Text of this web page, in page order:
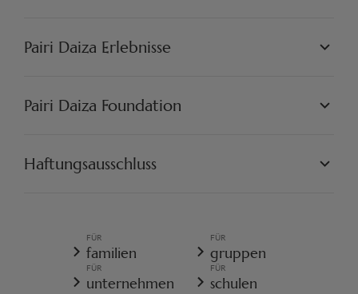
PHILOSOPHIE
JOBS
KÜNSTLERISCH
Pairi Daiza Erlebnisse
PAIRI DAIZA ERLEBNISSE
PAIRI DAIZA RESORT
Pairi Daiza Foundation
UNSERE PROJEKTE
ENGAGIEREN SIE SICH
Haftungsausschluss
REISERÜCKTRITTSVERSICHERUNG
COOKIE-RICHTLINIE
WIDERRUFSFORMULAR
FÜR
familien
FÜR
gruppen
FÜR
unternehmen
FÜR
schulen